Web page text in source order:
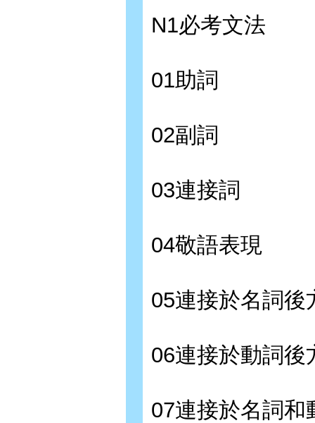
N1必考文法
01助詞
02副詞
03連接詞
04敬語表現
05連接於名詞後
06連接於動詞後
07連接於名詞和